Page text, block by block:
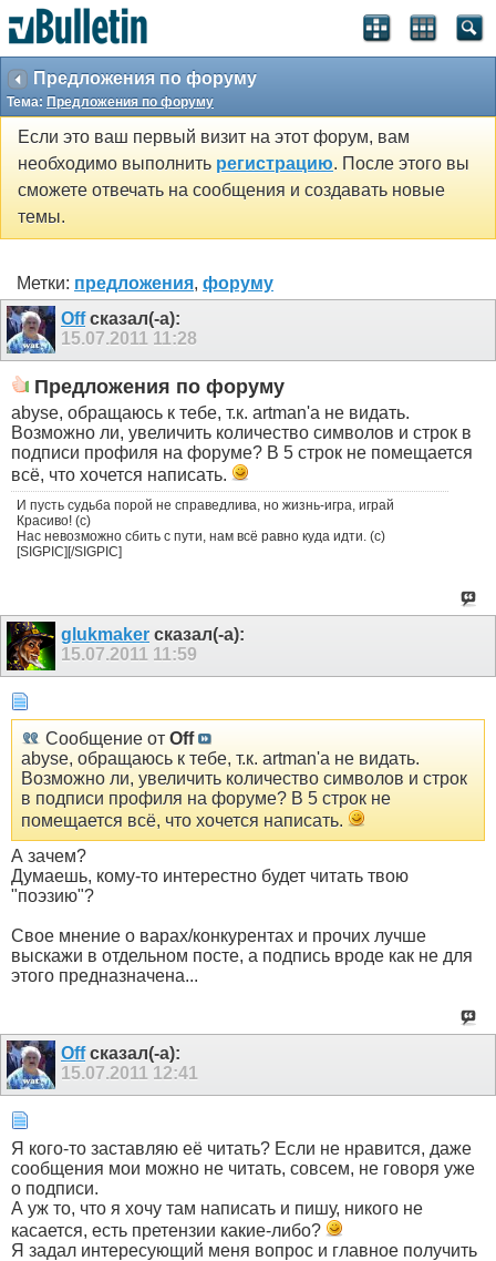
Предложения по форуму
Тема: Предложения по форуму
Если это ваш первый визит на этот форум, вам
необходимо выполнить регистрацию. После этого вы
сможете отвечать на сообщения и создавать новые
темы.
Метки: предложения, форуму
Offсказал(-а):
15.07.2011 11:28
Предложения по форуму
abyse, обращаюсь к тебе, т.к. artman'a не видать.
Возможно ли, увеличить количество символов и строк в
подписи профиля на форуме? В 5 строк не помещается
всё, что хочется написать.
И пусть судьба порой не справедлива, но жизнь-игра, играй
Красиво! (с)
Нас невозможно сбить с пути, нам всё равно куда идти. (с)
[SIGPIC][/SIGPIC]
glukmaker сказал(-а):
15.07.2011 11:59
Сообщение от Off
abyse, обращаюсь к тебе, т.к. artman'a не видать.
Возможно ли, увеличить количество символов и строк
в подписи профиля на форуме? В 5 строк не
помещается всё, что хочется написать.
А зачем?
Думаешь, кому-то интерестно будет читать твою
"поэзию"?
Свое мнение о варах/конкурентах и прочих лучше
выскажи в отдельном посте, а подпись вроде как не для
этого предназначена...
Offсказал(-а):
15.07.2011 12:41
Я кого-то заставляю её читать? Если не нравится, даже
сообщения мои можно не читать, совсем, не говоря уже
о подписи.
А уж то, что я хочу там написать и пишу, никого не
касается, есть претензии какие-либо?
Я задал интересующий меня вопрос и главное получить